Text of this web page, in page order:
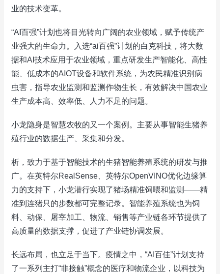
业的技术变革。
“AI百强”计划也将目光转向广阔的农业领域，赋予传统产
业强大的生命力。入选“ai百强”计划的白克科技，将大数
据和AI技术应用于农业领域，重点研发生产智能化、高性
能、低成本的AIOT设备和软件系统，为农民精准识别病
虫害，指导农业监测和监测作物生长，有效解决中国农业
生产成本高、效率低、人力不足的问题。
小龙隐身是智慧农牧的又一个案例。主要从事智能生猪养
殖行业的数据生产、采集和分发。
析，致力于基于智能技术的生猪智能养殖系统的研发与推
广。在英特尔RealSense、英特尔OpenVINO优化边缘算
力的支持下，小龙潜行实现了猪场精准饲喂和监测——精
准到连猪只的步数都可完整记录。智能养殖系统也为饲
料、动保、屠宰加工、物流、销售等产业链各环节提供了
高质量的数据支撑，促进了产业链协调发展。
长远布局，也立足于当下。疫情之中，“AI百佳”计划支持
了一系列主打“非接触”概念的医疗和物流企业，以科技为